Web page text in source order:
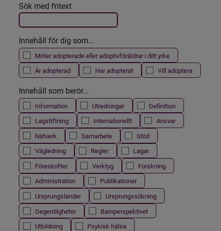
Filtrera resultatet
Det här formuläret postas automatiskt
Sök med fritext
Innehåll för dig som...
Möter adopterade eller adoptivföräldrar i ditt yrke
Är adopterad
Har adopterat Vill adoptera
Innehåll som berör...
Information Utredningar
Definition
Lagstiftning
Internationellt
Ansvar
Nätverk
Samarbete
Stöd
Vägledning
Regler
Lagar
Föreskrifter
Verktyg
Forskning
Administration
Publikationer
Ursprungsländer
Ursprungssökning
Oegentligheter
Barnperspektivet
Utbildning
Psykisk hälsa